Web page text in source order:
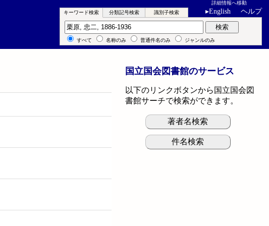
詳細情報へ移動
▸English ヘルプ
キーワード検索 分類記号検索 識別子検索
キーワード検索 検索
すべて 名称のみ 普通件名のみ ジャンルのみ
国立国会図書館のサービス
以下のリンクボタンから国立国会図
書館サーチで検索ができます。
著者名検索
件名検索